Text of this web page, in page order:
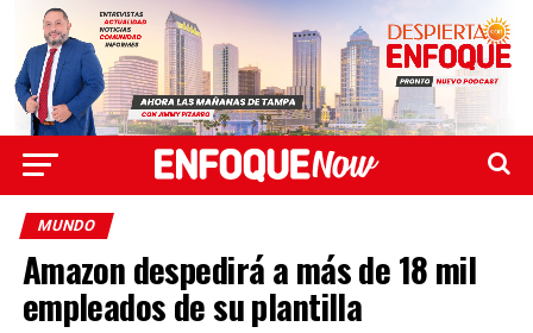
MUNDO
Amazon despedirá a más de 18 mil
empleados de su plantilla